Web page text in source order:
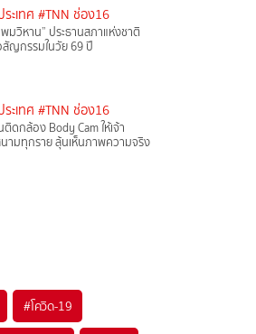
ะเทศ #TNN ช่อง16
มวิหาน” ประธานสภาแห่งชาติ
ญกรรมในวัย 69 ปี
ะเทศ #TNN ช่อง16
ติดกล้อง Body Cam ให้เจ้า
ามทุกราย ลุ้นเห็นภาพความจริง
#โควิด-19